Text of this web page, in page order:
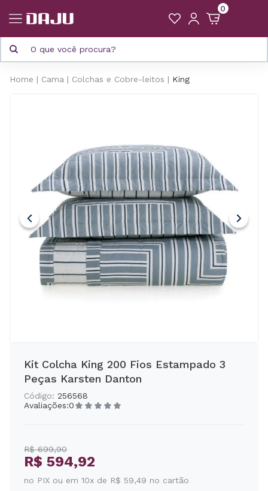
0
Home Cama Colchas e Cobre-leitos King
Kit Colcha King 200 Fios Estampado 3
Peças Karsten Danton
Código: 256568
Avaliações:0
R$ 699,90
R$ 594,92
no PIX ou em 10x de R$ 59,49 no cartão